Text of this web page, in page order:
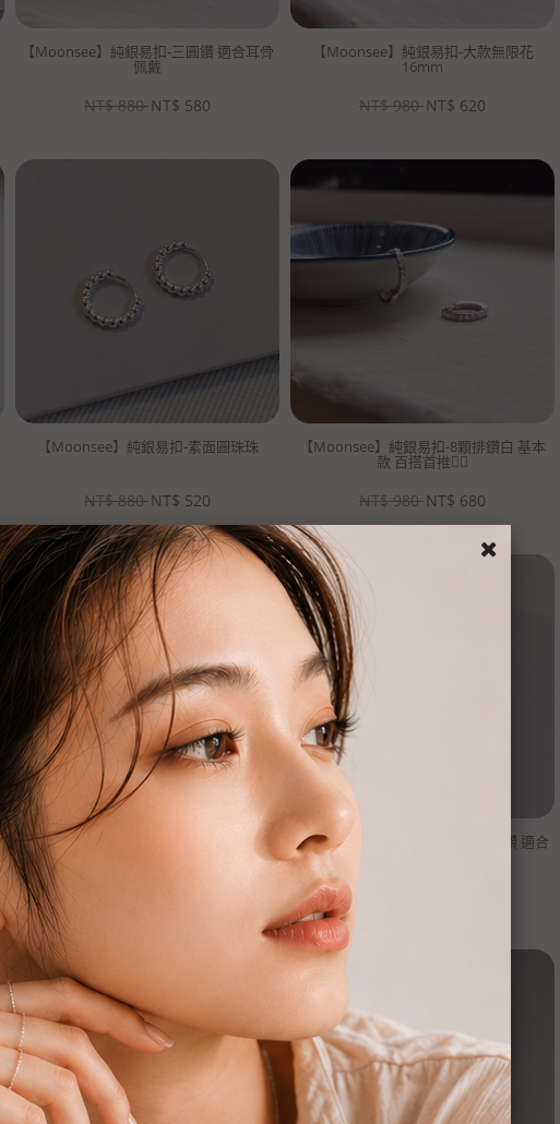
【Moonsee】純銀易扣-三圓鑽 適合耳骨
佩戴
NT$ 880 NT$ 580
【Moonsee】純銀易扣-大款無限花
16mm
NT$ 980 NT$ 620
【Moonsee】純銀易扣-素面圓珠珠
NT$ 880 NT$ 520
【Moonsee】純銀易扣-8顆排鑽白 基本
款 百搭首推👍🏻
NT$ 980 NT$ 680
【Moonsee】純銀易扣-百搭麻花捲 【Moonsee】純銀易扣-垂吊小圓鑽 適合